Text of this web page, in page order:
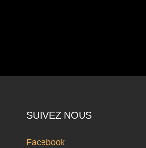
SUIVEZ NOUS
Facebook